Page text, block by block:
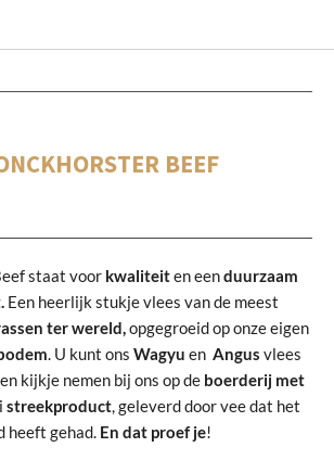
BEEF
staat voor kwaliteiten eenduurzaam
Een heerlijk stukje vlees van de meest
ter wereld,opgegroeid op onze eigen
. U kunt ons Wagyu en Angus vlees
kijkje nemen bij ons op de boerderij met
streekproduct, geleverd door vee dat het
heeft gehad. En dat proef je!